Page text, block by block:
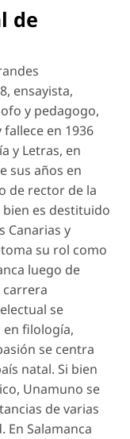
de
ensayista,
y pedagogo,
fallece en 1936
y Letras, en
sus años en
de rector de la
es destituido
Canarias y
su rol como
luego de
carrera
se
filología,
se centra
natal. Si bien
Unamuno se
de varias
Salamanca